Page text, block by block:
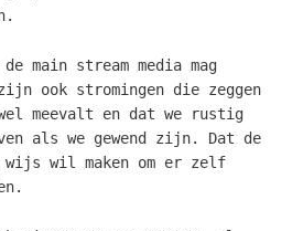
main stream media mag
ook stromingen die zeggen
meevalt en dat we rustig
als we gewend zijn. Dat de
wil maken om er zelf